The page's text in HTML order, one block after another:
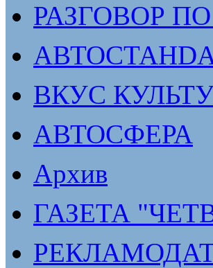
РАЗГОВОР
ВКУС
АВТОСФЕРА
Архив
ГАЗЕТА